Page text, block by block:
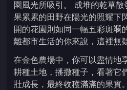
園風光所吸引。 成堆的乾草
果累累的田野在陽光的照耀下
開的花園則如同一幅五彩斑斕
離都市生活的你來說，這裡無
在金色農場中，你可以盡情地
耕種土地，播撒種子，看著它
壯成長，最終收穫滿滿的果實